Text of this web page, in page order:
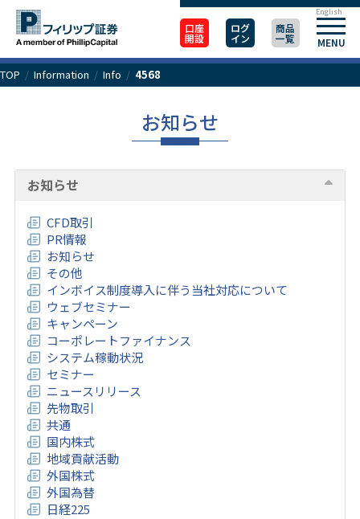
口座
開設
ログ
イン
商品
一覧 MENU
English
TOP / Information / Info / 4568
お知らせ
お知らせ
CFD取引
PR情報
お知らせ
その他
インボイス制度導入に伴う当社対応について
ウェブセミナー
キャンペーン
コーポレートファイナンス
システム稼動状況
セミナー
ニュースリリース
先物取引
共通
国内株式
地域貢献活動
外国株式
外国為替
日経225